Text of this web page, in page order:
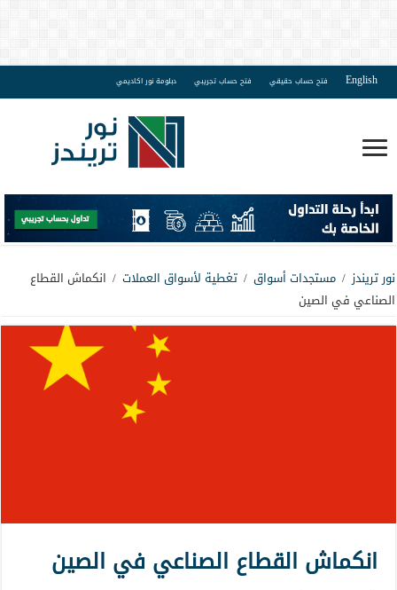
English فتح حساب حقيقي فتح حساب تجريبي دبلومة نور اكاديمي
نور تريندز / مستجدات أسواق / تغطية لأسواق العملات / انكماش القطاع
الصناعي في الصين
انكماش القطاع الصناعي في الصين